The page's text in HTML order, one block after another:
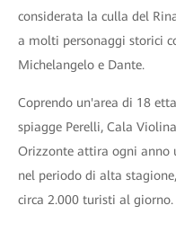
considerata la culla del
a molti personaggi storici
Michelangelo e Dante.
Coprendo un'area di 18
spiagge Perelli, Cala
Orizzonte attira ogni anno
nel periodo di alta
circa 2.000 turisti al giorno.